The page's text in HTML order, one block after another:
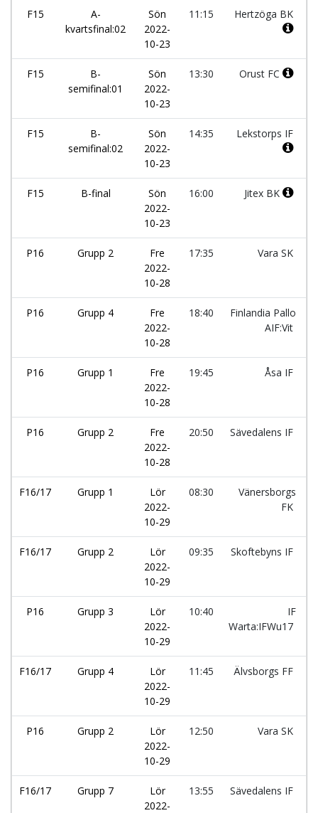
F15
A-
kvartsfinal:02
Sön
2022-
10-23
11:15 Hertzöga BK
F15
B-
semifinal:01
Sön
2022-
10-23
13:30 Orust FC
F15
B-
semifinal:02
Sön
2022-
10-23
14:35 Lekstorps IF
F15 B-final
Sön
2022-
10-23
16:00 Jitex BK
P16 Grupp 2
Fre
2022-
10-28
17:35 Vara SK
P16 Grupp 4
Fre
2022-
10-28
18:40
Finlandia Pallo
AIF:Vit
P16 Grupp 1
Fre
2022-
10-28
19:45 Åsa IF
P16 Grupp 2
Fre
2022-
10-28
20:50 Sävedalens IF
F16/17 Grupp 1
Lör
2022-
10-29
08:30
Vänersborgs
FK
F16/17 Grupp 2
Lör
2022-
10-29
09:35 Skoftebyns IF
P16 Grupp 3
Lör
2022-
10-29
10:40
IF
Warta:IFWu17
F16/17 Grupp 4
Lör
2022-
10-29
11:45 Älvsborgs FF
P16 Grupp 2
Lör
2022-
10-29
12:50 Vara SK
F16/17 Grupp 7
Lör
2022-
13:55 Sävedalens IF